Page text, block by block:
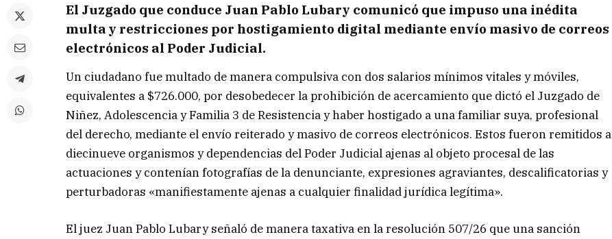
El Juzgado que conduce Juan Pablo Lubary comunicó que impuso una inédita
multa y restricciones por hostigamiento digital mediante envío masivo de correos
electrónicos al Poder Judicial.
Un ciudadano fue multado de manera compulsiva con dos salarios mínimos vitales y móviles,
equivalentes a $726.000, por desobedecer la prohibición de acercamiento que dictó el Juzgado de
Niñez, Adolescencia y Familia 3 de Resistencia y haber hostigado a una familiar suya, profesional
del derecho, mediante el envío reiterado y masivo de correos electrónicos. Estos fueron remitidos a
diecinueve organismos y dependencias del Poder Judicial ajenas al objeto procesal de las
actuaciones y contenían fotografías de la denunciante, expresiones agraviantes, descalificatorias y
perturbadoras «manifiestamente ajenas a cualquier finalidad jurídica legítima».
El juez Juan Pablo Lubary señaló de manera taxativa en la resolución 507/26 que una sanción